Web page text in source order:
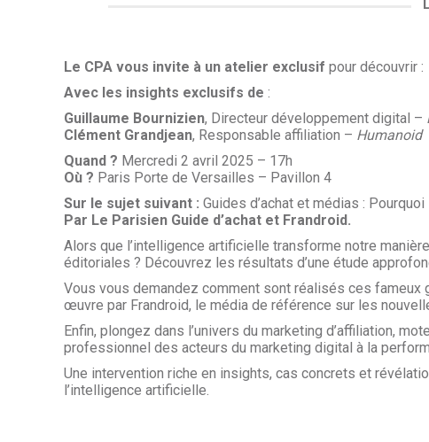
Le CPA vous invite à un atelier exclusif pour découvrir :
Avec les insights exclusifs de :
Guillaume Bournizien, Directeur développement digital –
Clément Grandjean, Responsable affiliation – Humanoid
Quand ? Mercredi 2 avril 2025 – 17h
Où ? Paris Porte de Versailles – Pavillon 4
Sur le sujet suivant : Guides d’achat et médias :
Par Le Parisien Guide d’achat et Frandroid.
Alors que l’intelligence artificielle transforme notre
éditoriales ? Découvrez les résultats d’une étude
Vous vous demandez comment sont réalisés ces
œuvre par Frandroid, le média de référence sur les
Enfin, plongez dans l’univers du marketing d’affiliation,
professionnel des acteurs du marketing digital à la
Une intervention riche en insights, cas concrets et
l’intelligence artificielle.